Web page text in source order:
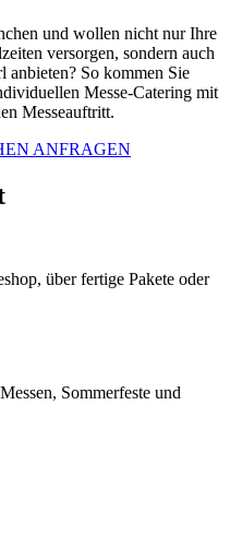
und wollen nicht nur Ihre
versorgen, sondern auch
anbieten? So kommen Sie
Messe-Catering mit
Messeauftritt.
ANFRAGEN
über fertige Pakete oder
Sommerfeste und